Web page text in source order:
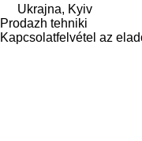
Ukrajna, Kyiv
Prodazh tehniki
Kapcsolatfelvétel az